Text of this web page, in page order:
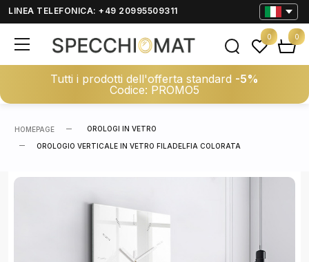
LINEA TELEFONICA: +49 20995509311
Tutti i prodotti dell'offerta standard -5%
Codice: PROMO5
0 0
HOMEPAGE OROLOGI IN VETRO
OROLOGIO VERTICALE IN VETRO FILADELFIA COLORATA